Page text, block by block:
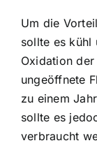
Um die
sollte es kühl
Oxidation
ungeöffnete
zu einem
sollte es
verbraucht